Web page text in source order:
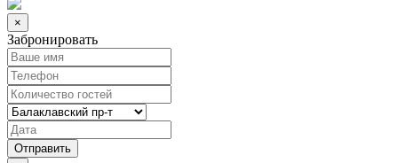
×
Забронировать